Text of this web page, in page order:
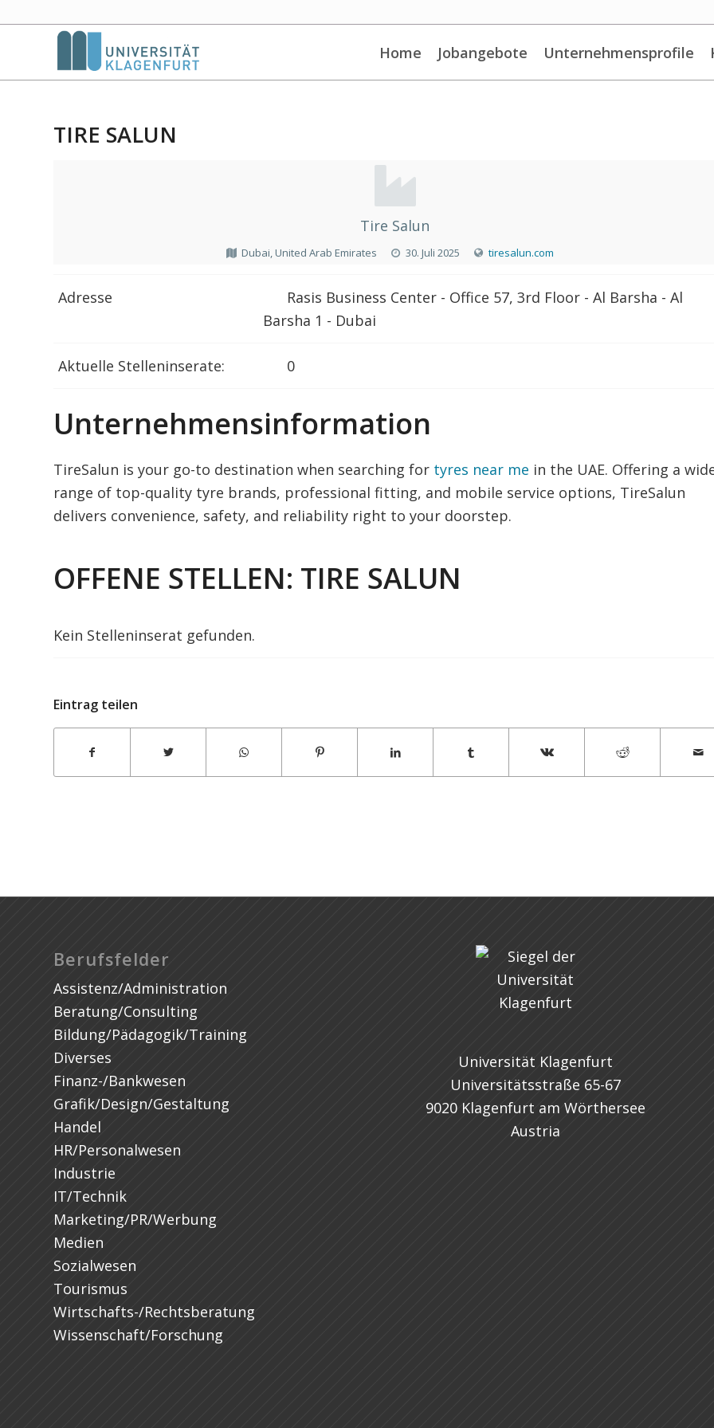
Home Jobangebote Unternehmensprofile
TIRE SALUN
Tire Salun
Dubai, United Arab Emirates 30. Juli 2025 tiresalun.com
Adresse
Rasis Business Center - Office 57, 3rd Floor - Al Barsha - Al
Barsha 1 - Dubai
Aktuelle Stelleninserate: 0
Unternehmensinformation
TireSalun is your go-to destination when searching for tyres near me in the UAE. Offering a
range of top-quality tyre brands, professional fitting, and mobile service options, TireSalun
delivers convenience, safety, and reliability right to your doorstep.
OFFENE STELLEN: TIRE SALUN
Kein Stelleninserat gefunden.
Eintrag teilen
Berufsfelder
Assistenz/Administration
Beratung/Consulting
Bildung/Pädagogik/Training
Diverses
Finanz-/Bankwesen
Grafik/Design/Gestaltung
Handel
HR/Personalwesen
Industrie
IT/Technik
Marketing/PR/Werbung
Medien
Sozialwesen
Tourismus
Wirtschafts-/Rechtsberatung
Wissenschaft/Forschung
Universität Klagenfurt
Universitätsstraße 65-67
9020 Klagenfurt am Wörthersee
Austria